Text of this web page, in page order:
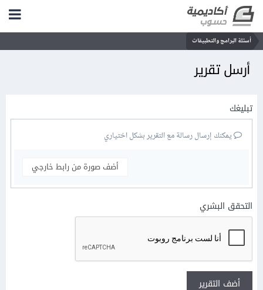
أسئلة البرامج والتطبيقات
أرسل تقرير
تبليغك
يمكنك إرسال رسالة مع التقرير بشكل اختياري
أضف صورة من رابط خارجي
التحقق البشري
أضف التقرير